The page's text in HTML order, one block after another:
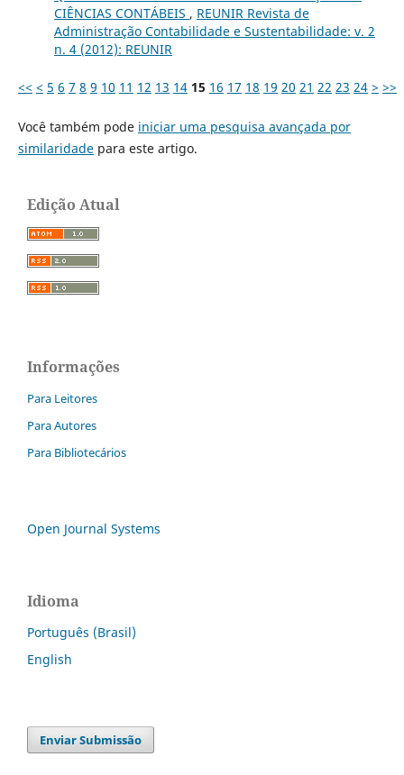
CIÊNCIAS CONTÁBEIS , REUNIR Revista de
Administração Contabilidade e Sustentabilidade: v. 2
n. 4 (2012): REUNIR
<< < 5 6 7 8 9 10 11 12 13 14 15 16 17 18 19 20 21 22 23 24 > >>
Você também pode iniciar uma pesquisa avançada por
similaridadepara este artigo.
Edição Atual
Informações
Para Leitores
Para Autores
Para Bibliotecários
Open Journal Systems
Idioma
Português (Brasil)
English
Enviar Submissão